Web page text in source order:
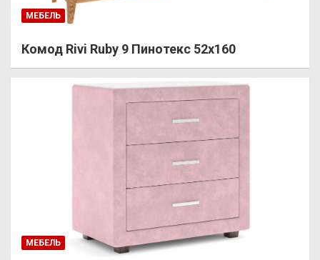
МЕБЕЛЬ
Комод Rivi Ruby 9 Пинотекс 52х160
МЕБЕЛЬ